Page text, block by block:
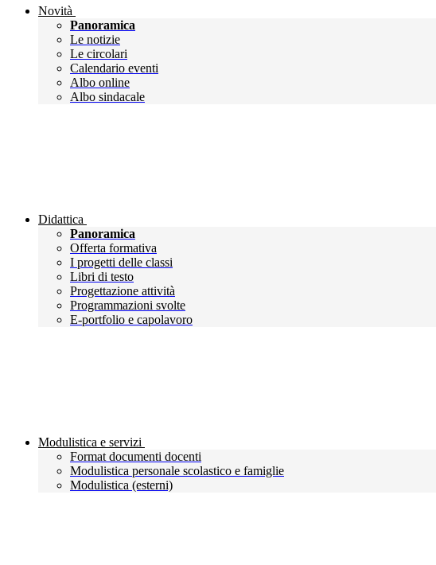
Novità
Panoramica
Le notizie
Le circolari
Calendario eventi
Albo online
Albo sindacale
Didattica
Panoramica
Offerta formativa
I progetti delle classi
Libri di testo
Progettazione attività
Programmazioni svolte
E-portfolio e capolavoro
Modulistica e servizi
Format documenti docenti
Modulistica personale scolastico e famiglie
Modulistica (esterni)